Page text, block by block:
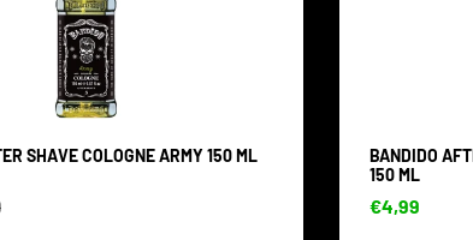
SHAVE COLOGNE ARMY 150 ML
BANDIDO
150 ML
€4,99